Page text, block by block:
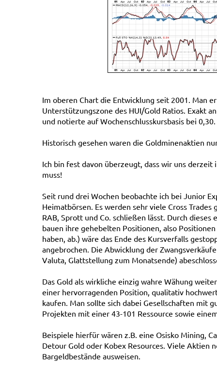
Im oberen Chart die Entwicklung seit 2001. Man
Unterstützungszone des HUI/Gold Ratios. Exakt
und notierte auf Wochenschlusskursbasis bei 0,30.
Historisch gesehen waren die Goldminenaktien
Ich bin fest davon überzeugt, dass wir uns
muss!
Seit rund drei Wochen beobachte ich bei Junior
Heimatbörsen. Es werden sehr viele Cross
RAB, Sprott und Co. schließen lässt. Durch
bauen ihre gehebelten Positionen, also
haben, ab.) wäre das Ende des Kursverfalls
angebrochen. Die Abwicklung der
Valuta, Glattstellung zum Monatsende)
Das Gold als wirkliche einzig wahre Wähung
einer hervorragenden Position, qualitativ
kaufen. Man sollte sich dabei Gesellschaften mit
Projekten mit einer 43-101 Ressource sowie
Beispiele hierfür wären z.B. eine Osisko Mining,
Detour Gold oder Kobex Resources. Viele Aktien
Bargeldbestände ausweisen.